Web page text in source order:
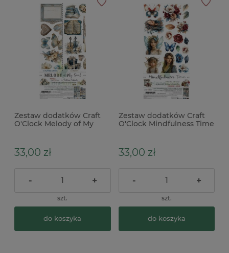
Zestaw dodatków Craft
O'Clock Melody of My
33,00 zł
- +
szt.
do koszyka
Zestaw dodatków Craft
O'Clock Mindfulness Time
33,00 zł
- +
szt.
do koszyka